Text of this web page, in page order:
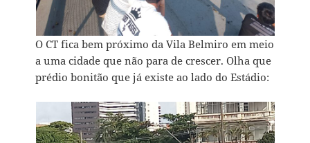
O CT fica bem próximo da Vila Belmiro em meio
a uma cidade que não para de crescer. Olha que
prédio bonitão que já existe ao lado do Estádio: